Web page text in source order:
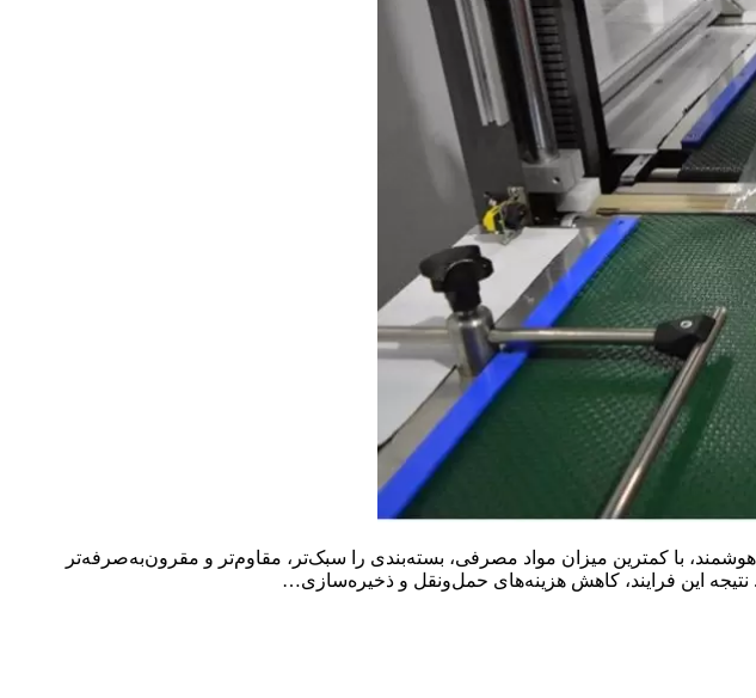
با کمترین میزان مواد مصرفی، بسته‌بندی را سبک‌تر، مقاوم‌تر و مقرون‌به‌صرفه‌تر
این فرایند، کاهش هزینه‌های حمل‌ونقل و ذخیره‌سازی…